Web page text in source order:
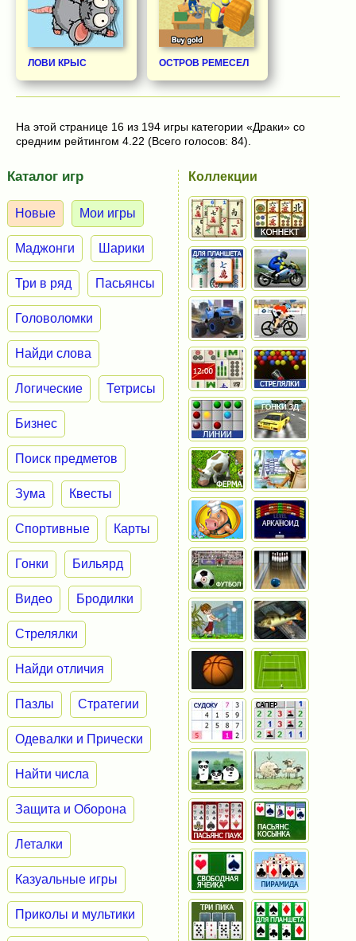
ЛОВИ КРЫС ОСТРОВ РЕМЕСЕЛ
На этой странице 16 из 194 игры категории «Драки» со
средним рейтингом 4.22 (Всего голосов: 84).
Каталог игр
Новые Мои игры
Маджонги Шарики
Три в ряд Пасьянсы
Головоломки
Найди слова
Логические Тетрисы
Бизнес
Поиск предметов
Зума Квесты
Спортивные Карты
Гонки Бильярд
Видео Бродилки
Стрелялки
Найди отличия
Пазлы Стратегии
Одевалки и Прически
Найти числа
Защита и Оборона
Леталки
Казуальные игры
Приколы и мультики
Коллекции